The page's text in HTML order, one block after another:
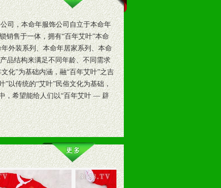
司，本命年服饰公司自立于本命年
销售于一体，拥有“百年艾叶”本命
外装系列、本命年居家系列、本命
品结构来满足不同年龄、不同需求
化”为基础内涵，融“百年艾叶”之吉
”以传统的“艾叶”民俗文化为基础，
，希望能给人们以“百年艾叶 — 辟